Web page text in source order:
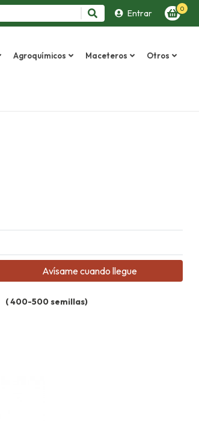
Entrar 0
Agroquímicos Maceteros Otros
Avísame cuando llegue
( 400-500 semillas)